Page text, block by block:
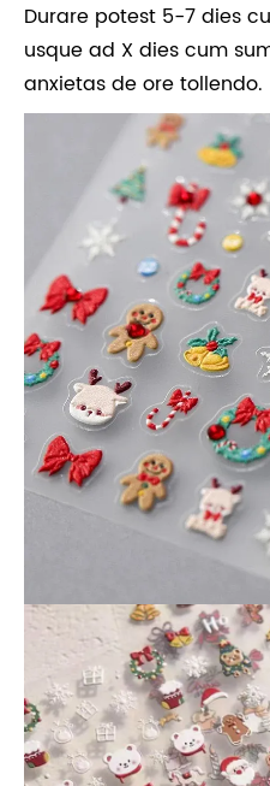
Durare potest 5-7 dies
usque ad X dies cum
anxietas de ore tollendo.